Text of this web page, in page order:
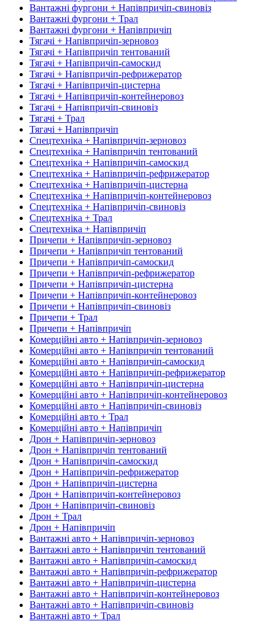
Вантажні фургони + Напівпричіп-свиновіз
Вантажні фургони + Трал
Вантажні фургони + Напівпричіп
Тягачі + Напівпричіп-зерновоз
Тягачі + Напівпричіп тентований
Тягачі + Напівпричіп-самоскид
Тягачі + Напівпричіп-рефрижератор
Тягачі + Напівпричіп-цистерна
Тягачі + Напівпричіп-контейнеровоз
Тягачі + Напівпричіп-свиновіз
Тягачі + Трал
Тягачі + Напівпричіп
Спецтехніка + Напівпричіп-зерновоз
Спецтехніка + Напівпричіп тентований
Спецтехніка + Напівпричіп-самоскид
Спецтехніка + Напівпричіп-рефрижератор
Спецтехніка + Напівпричіп-цистерна
Спецтехніка + Напівпричіп-контейнеровоз
Спецтехніка + Напівпричіп-свиновіз
Спецтехніка + Трал
Спецтехніка + Напівпричіп
Причепи + Напівпричіп-зерновоз
Причепи + Напівпричіп тентований
Причепи + Напівпричіп-самоскид
Причепи + Напівпричіп-рефрижератор
Причепи + Напівпричіп-цистерна
Причепи + Напівпричіп-контейнеровоз
Причепи + Напівпричіп-свиновіз
Причепи + Трал
Причепи + Напівпричіп
Комерційні авто + Напівпричіп-зерновоз
Комерційні авто + Напівпричіп тентований
Комерційні авто + Напівпричіп-самоскид
Комерційні авто + Напівпричіп-рефрижератор
Комерційні авто + Напівпричіп-цистерна
Комерційні авто + Напівпричіп-контейнеровоз
Комерційні авто + Напівпричіп-свиновіз
Комерційні авто + Трал
Комерційні авто + Напівпричіп
Дрон + Напівпричіп-зерновоз
Дрон + Напівпричіп тентований
Дрон + Напівпричіп-самоскид
Дрон + Напівпричіп-рефрижератор
Дрон + Напівпричіп-цистерна
Дрон + Напівпричіп-контейнеровоз
Дрон + Напівпричіп-свиновіз
Дрон + Трал
Дрон + Напівпричіп
Вантажні авто + Напівпричіп-зерновоз
Вантажні авто + Напівпричіп тентований
Вантажні авто + Напівпричіп-самоскид
Вантажні авто + Напівпричіп-рефрижератор
Вантажні авто + Напівпричіп-цистерна
Вантажні авто + Напівпричіп-контейнеровоз
Вантажні авто + Напівпричіп-свиновіз
Вантажні авто + Трал